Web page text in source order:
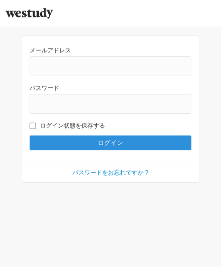
メールアドレス
パスワード
ログイン状態を保存する
パスワードをお忘れですか ?